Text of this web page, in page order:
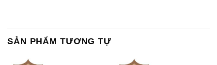
SẢN PHẨM TƯƠNG TỰ